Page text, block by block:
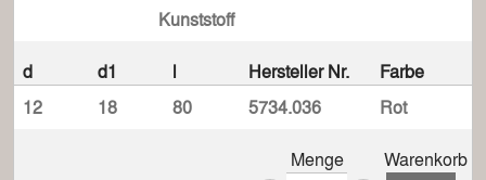
Kunststoff
d d1 l Hersteller Nr.
Farbe
12
18 80 5734.036 Rot
Menge Warenkorb